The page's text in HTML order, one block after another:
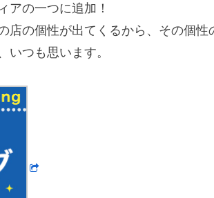
アの一つに追加！
店の個性が出てくるから、その個性
いつも思います。